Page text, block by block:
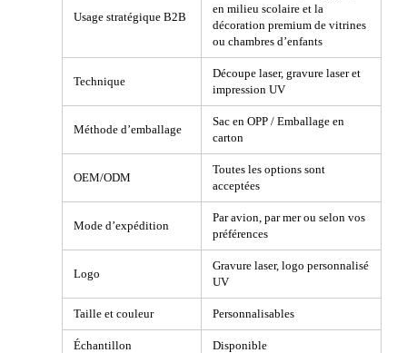
Usage stratégique B2B
en milieu scolaire et la
décoration premium de vitrines
ou chambres d’enfants
Technique
Découpe laser, gravure laser et
impression UV
Méthode d’emballage
Sac en OPP / Emballage en
carton
OEM/ODM
Toutes les options sont
acceptées
Mode d’expédition
Par avion, par mer ou selon vos
préférences
Logo
Gravure laser, logo personnalisé
UV
Taille et couleur Personnalisables
Échantillon Disponible